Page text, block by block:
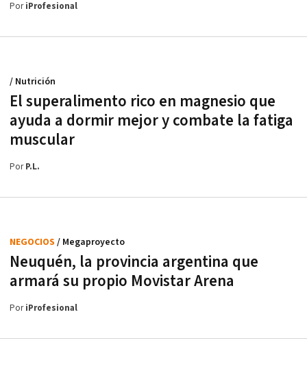
PoriProfesional
El superalimento rico en magnesio que
ayuda a dormir mejor y combate la fatiga
muscular
/ Nutrición
PorP.L.
Neuquén, la provincia argentina que
armará su propio Movistar Arena
NEGOCIOS / Megaproyecto
PoriProfesional